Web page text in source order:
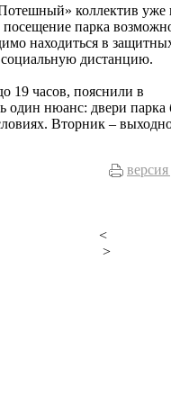
коллектив уже
парка
находиться в
социальную дистанцию.
19 часов, пояснили в
один нюанс: двери парка
Вторник –
<
>